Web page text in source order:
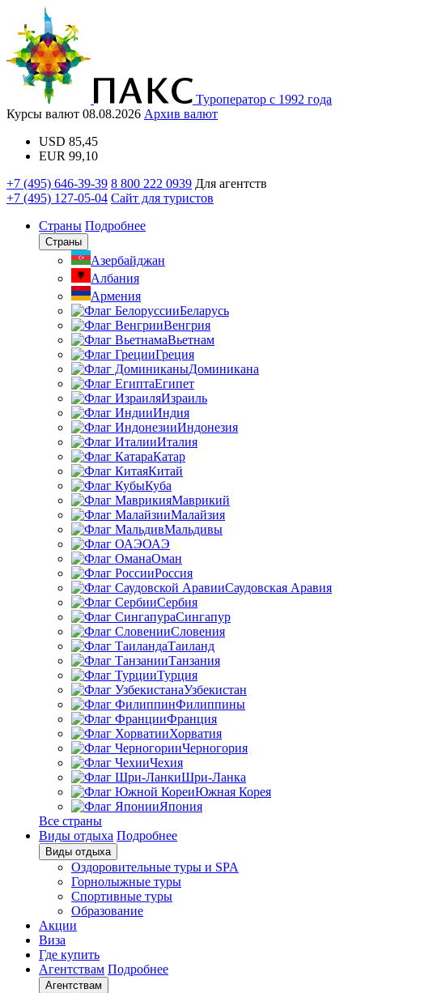
Туроператор с 1992 года
Курсы валют 08.08.2026 Архив валют
USD 85,45
EUR 99,10
+7 (495) 646-39-39 8 800 222 0939 Для агентств
+7 (495) 127-05-04 Сайт для туристов
Страны Подробнее
Страны
Азербайджан
Албания
Армения
Беларусь
Венгрия
Вьетнам
Греция
Доминикана
Египет
Израиль
Индия
Индонезия
Италия
Катар
Китай
Куба
Маврикий
Малайзия
Мальдивы
ОАЭ
Оман
Россия
Саудовская Аравия
Сербия
Сингапур
Словения
Таиланд
Танзания
Турция
Узбекистан
Филиппины
Франция
Хорватия
Черногория
Чехия
Шри-Ланка
Южная Корея
Япония
Все страны
Виды отдыха Подробнее
Виды отдыха
Оздоровительные туры и SPA
Горнолыжные туры
Спортивные туры
Образование
Акции
Виза
Где купить
Агентствам Подробнее
Агентствам